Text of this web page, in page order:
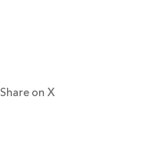
Share on X